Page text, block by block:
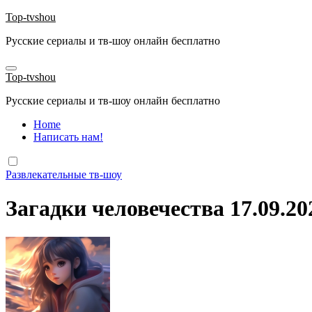
Перейти
содержанию
Top-tvshou
Русские сериалы и тв-шоу онлайн бесплатно
Top-tvshou
Русские сериалы и тв-шоу онлайн бесплатно
Home
Написать нам!
Развлекательные тв-шоу
Загадки человечества